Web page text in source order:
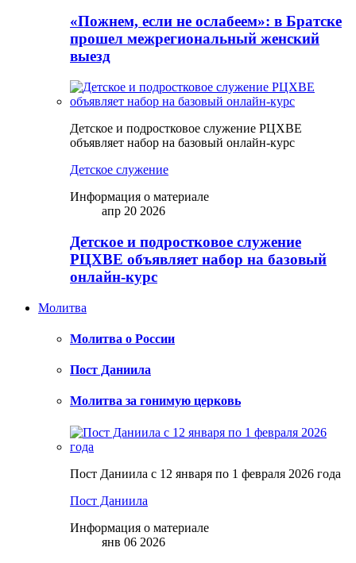
«Пожнем, если не ослабеем»: в Братске
прошел межрегиональный женский
выезд
Детское и подростковое служение РЦХВЕ
объявляет набор на базовый онлайн-курс
Детское служение
Информация о материале
апр 20 2026
Детское и подростковое служение
РЦХВЕ объявляет набор на базовый
онлайн-курс
Молитва
Молитва о России
Пост Даниила
Молитва за гонимую церковь
Пост Даниила с 12 января по 1 февраля 2026 года
Пост Даниила
Информация о материале
янв 06 2026